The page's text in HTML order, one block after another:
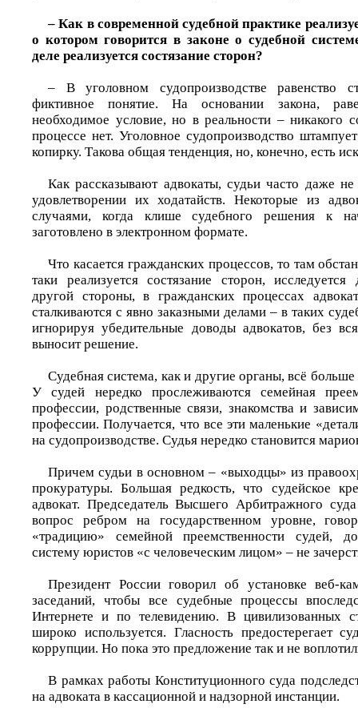
– Как в современной судебной практике
о котором говорится в законе о судебной
деле реализуется состязание сторон?
– В уголовном судопроизводстве равенство
фиктивное понятие. На основании закона,
необходимое условие, но в реальности – никакого
процессе нет. Уголовное судопроизводство
копирку. Такова общая тенденция, но, конечно, есть
Как рассказывают адвокаты, судьи часто даже
удовлетворении их ходатайств. Некоторые из
случаями, когда клише судебного решения к
заготовлено в электронном формате.
Что касается гражданских процессов, то там
таки реализуется состязание сторон, исследуется
другой стороны, в гражданских процессах
сталкиваются с явно заказными делами – в таких
игнорируя убедительные доводы адвокатов, без
выносит решение.
Судебная система, как и другие органы, всё больше
У судей нередко прослеживаются семейная
профессии, родственные связи, знакомства и
профессии. Получается, что все эти маленькие
на судопроизводстве. Судья нередко становится
Причем судьи в основном – «выходцы» из
прокуратуры. Большая редкость, что судейское
адвокат. Председатель Высшего Арбитражного
вопрос ребром на государственном уровне,
«традицию» семейной преемственности судей,
систему юристов «с человеческим лицом» – не
Президент России говорил об установке веб-
заседаний, чтобы все судебные процессы
Интернете и по телевидению. В цивилизованных
широко используется. Гласность предостерегает
коррупции. Но пока это предложение так и не
В рамках работы Конституционного суда
на адвоката в кассационной и надзорной инстанции.